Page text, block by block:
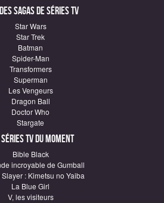
sagas de Séries TV
Star Wars
Star Trek
Batman
Spider-Man
Transformers
Superman
Les Vengeurs
Dragon Ball
Doctor Who
Stargate
TV du moment
Bible Black
incroyable de Gumball
: Kimetsu no Yaiba
La Blue Girl
V, les visiteurs